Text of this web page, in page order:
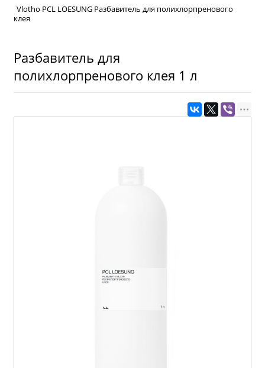
Vlotho PCL LOESUNG Разбавитель для полихлорпренового
клея
Разбавитель для
полихлорпренового клея 1 л